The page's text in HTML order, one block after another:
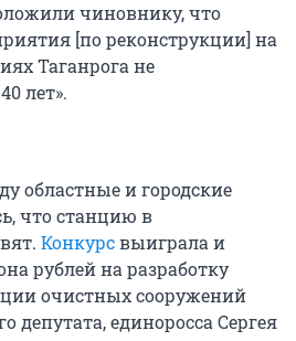
чиновнику, что
[по реконструкции] на
Таганрога не
лет».
областные и городские
что станцию в
Конкурсвыиграла и
рублей на разработку
очистных сооружений
депутата, единоросса Сергея